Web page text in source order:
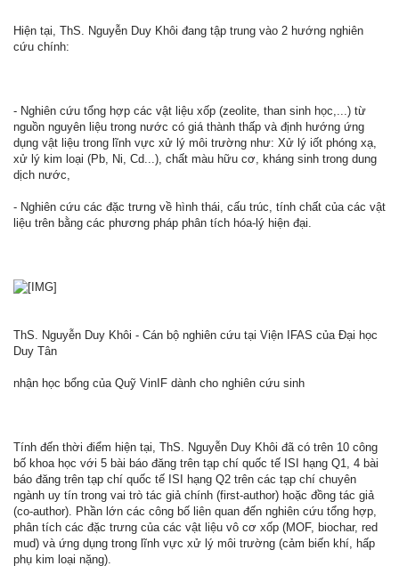
Hiện tại, ThS. Nguyễn Duy Khôi đang tập trung vào 2 hướng nghiên
cứu chính:
- Nghiên cứu tổng hợp các vật liệu xốp (zeolite, than sinh học,...) từ
nguồn nguyên liệu trong nước có giá thành thấp và định hướng ứng
dụng vật liệu trong lĩnh vực xử lý môi trường như: Xử lý iốt phóng xạ,
xử lý kim loại (Pb, Ni, Cd...), chất màu hữu cơ, kháng sinh trong dung
dịch nước,
- Nghiên cứu các đặc trưng về hình thái, cấu trúc, tính chất của các vật
liệu trên bằng các phương pháp phân tích hóa-lý hiện đại.
ThS. Nguyễn Duy Khôi - Cán bộ nghiên cứu tại Viện IFAS của Đại học
Duy Tân
nhận học bổng của Quỹ VinIF dành cho nghiên cứu sinh
Tính đến thời điểm hiện tại, ThS. Nguyễn Duy Khôi đã có trên 10 công
bố khoa học với 5 bài báo đăng trên tạp chí quốc tế ISI hạng Q1, 4 bài
báo đăng trên tạp chí quốc tế ISI hạng Q2 trên các tạp chí chuyên
ngành uy tín trong vai trò tác giả chính (first-author) hoặc đồng tác giả
(co-author). Phần lớn các công bố liên quan đến nghiên cứu tổng hợp,
phân tích các đặc trưng của các vật liệu vô cơ xốp (MOF, biochar, red
mud) và ứng dụng trong lĩnh vực xử lý môi trường (cảm biến khí, hấp
phụ kim loại nặng).